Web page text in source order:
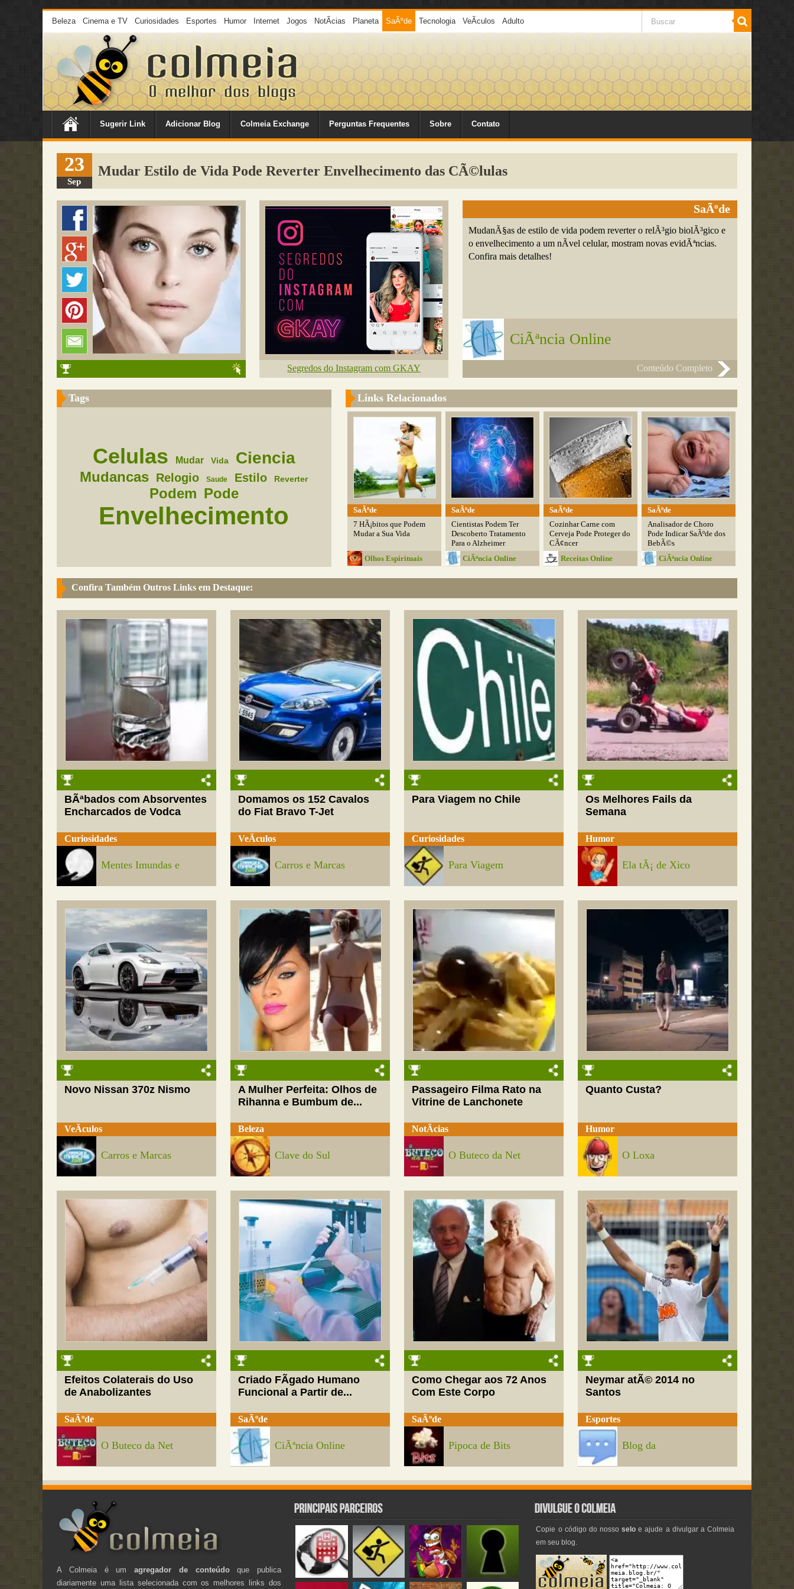
Beleza Cinema e TV Curiosidades Esportes Humor Internet Jogos NotÃ­cias Planeta SaÃºde Tecnologia VeÃ­culos Adulto
Sugerir Link Adicionar Blog Colmeia Exchange Perguntas Frequentes Sobre Contato
23
Sep
Mudar Estilo de Vida Pode Reverter Envelhecimento das CÃ©lulas
Segredos do Instagram com GKAY
SaÃºde
MudanÃ§as de estilo de vida podem reverter o relÃ³gio biolÃ³gico e
o envelhecimento a um nÃ­vel celular, mostram novas evidÃªncias.
Confira mais detalhes!
CiÃªncia Online
Conteúdo Completo
Tags
Celulas Mudar Vida Ciencia
Mudancas Relogio Saude Estilo Reverter
Podem Pode
Envelhecimento
Links Relacionados
SaÃºde
7 HÃ¡bitos que Podem
Mudar a Sua Vida
Olhos Espirituais
SaÃºde
Cientistas Podem Ter
Descoberto Tratamento
Para o Alzheimer
CiÃªncia Online
SaÃºde
Cozinhar Carne com
Cerveja Pode Proteger do
CÃ¢ncer
Receitas Online
SaÃºde
Analisador de Choro
Pode Indicar SaÃºde dos
BebÃ©s
CiÃªncia Online
Confira Também Outros Links em Destaque:
BÃªbados com Absorventes
Encharcados de Vodca
Curiosidades
Mentes Imundas e
Domamos os 152 Cavalos
do Fiat Bravo T-Jet
VeÃ­culos
Carros e Marcas
Para Viagem no Chile
Curiosidades
Para Viagem
Os Melhores Fails da
Semana
Humor
Ela tÃ¡ de Xico
Novo Nissan 370z Nismo
VeÃ­culos
Carros e Marcas
A Mulher Perfeita: Olhos de
Rihanna e Bumbum de...
Beleza
Clave do Sul
Passageiro Filma Rato na
Vitrine de Lanchonete
NotÃ­cias
O Buteco da Net
Quanto Custa?
Humor
O Loxa
Efeitos Colaterais do Uso
de Anabolizantes
SaÃºde
O Buteco da Net
Criado FÃ­gado Humano
Funcional a Partir de...
SaÃºde
CiÃªncia Online
Como Chegar aos 72 Anos
Com Este Corpo
SaÃºde
Pipoca de Bits
Neymar atÃ© 2014 no
Santos
Esportes
Blog da
A Colmeia é umagregador de conteúdoque publica
diariamente uma lista selecionada com os melhores links dos
Copie o código do nossoselo e ajude a divulgar a Colmeia
em seu blog.